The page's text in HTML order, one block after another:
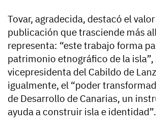
Tovar, agradecida, destacó el
publicación que trasciende más
representa: “este trabajo forma
patrimonio etnográfico de la isla”,
vicepresidenta del Cabildo de
igualmente, el “poder
de Desarrollo de Canarias, un
ayuda a construir isla e identidad”.